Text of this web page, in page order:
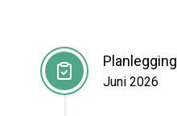
Planlegging
Juni 2026